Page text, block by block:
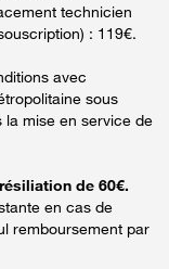
technicien
: 119€.
avec
sous
la mise en service de
de 60€.
en cas de
remboursement par